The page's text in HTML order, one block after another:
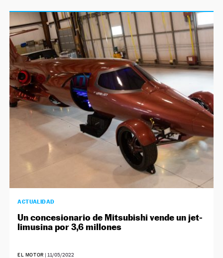
ACTUALIDAD
Un concesionario de Mitsubishi vende un jet-
limusina por 3,6 millones
EL MOTOR | 11/05/2022